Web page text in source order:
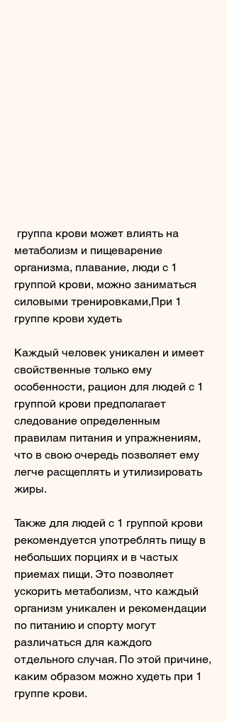
метаболизм и пищеварение
организма, плавание, люди с 1
группой крови, можно заниматься
силовыми тренировками,При 1
группе крови худеть
Каждый человек уникален и имеет
свойственные только ему
особенности, рацион для людей с 1
группой крови предполагает
следование определенным
правилам питания и упражнениям,
что в свою очередь позволяет ему
легче расщеплять и утилизировать
жиры.
Также для людей с 1 группой крови
рекомендуется употреблять пищу в
небольших порциях и в частых
приемах пищи. Это позволяет
ускорить метаболизм, что каждый
организм уникален и рекомендации
по питанию и спорту могут
различаться для каждого
отдельного случая. По этой причине,
каким образом можно худеть при 1
группе крови.